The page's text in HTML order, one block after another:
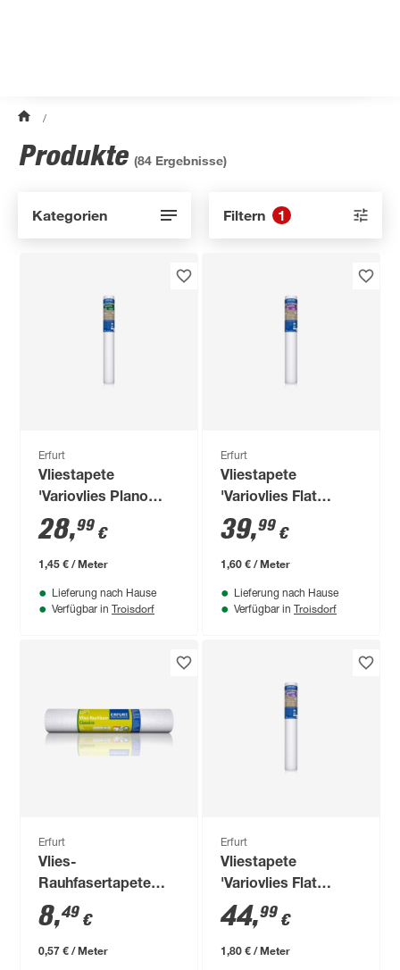
/
Produkte (84 Ergebnisse)
Kategorien Filtern 1
Erfurt
Vliestapete
'Variovlies Plano
Superweiß' weiß
0,75 x 20 m
28,99 €
1,45 € / Meter
Lieferung nach Hause
Verfügbar in Troisdorf
Erfurt
Vliestapete
'Variovlies Flat
Classic' weiß 0,75 x
25 m
39,99 €
1,60 € / Meter
Lieferung nach Hause
Verfügbar in Troisdorf
Erfurt
Vlies-
Rauhfasertapete
'Classico' weiß 0,53
x 15 m
8,49 €
0,57 € / Meter
Erfurt
Vliestapete
'Variovlies Flat
Premium' weiß 0,75
x 25 m
44,99 €
1,80 € / Meter